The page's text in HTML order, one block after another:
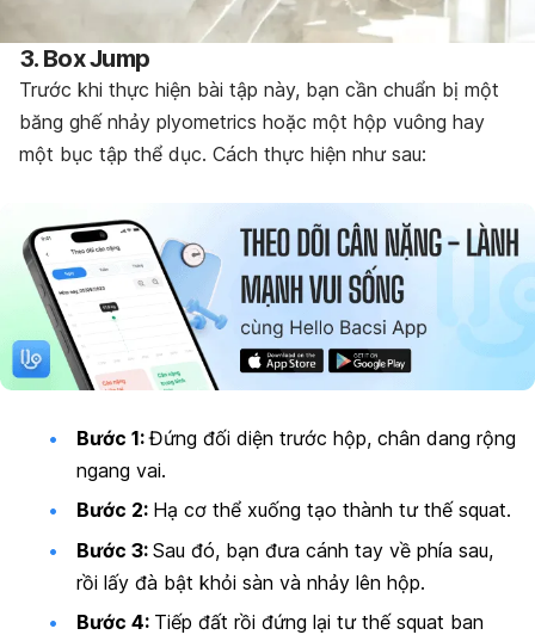
3. Box Jump
Trước khi thực hiện bài tập này, bạn cần chuẩn bị một
băng ghế nhảy plyometrics hoặc một hộp vuông hay
một bục tập thể dục. Cách thực hiện như sau:
Bước 1:Đứng đối diện trước hộp, chân dang rộng
ngang vai.
Bước 2: Hạ cơ thể xuống tạo thành tư thế squat.
Bước 3: Sau đó, bạn đưa cánh tay về phía sau,
rồi lấy đà bật khỏi sàn và nhảy lên hộp.
Bước 4: Tiếp đất rồi đứng lại tư thế squat ban